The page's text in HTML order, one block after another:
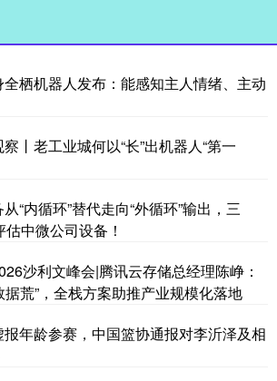
栖机器人发布：能感知主人情绪、主动
丨老工业城何以“长”出机器人“第一
“内循环”替代走向“外循环”输出，三
中微公司设备！
沙利文峰会|腾讯云存储总经理陈峥：
据荒”，全栈方案助推产业规模化落地
年龄参赛，中国篮协通报对李沂泽及相